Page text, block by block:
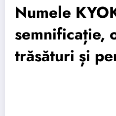
Numele
semnificație,
trăsături și